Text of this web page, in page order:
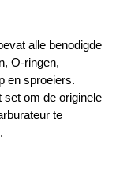
alle benodigde
O-ringen,
en sproeiers.
set om de originele
te